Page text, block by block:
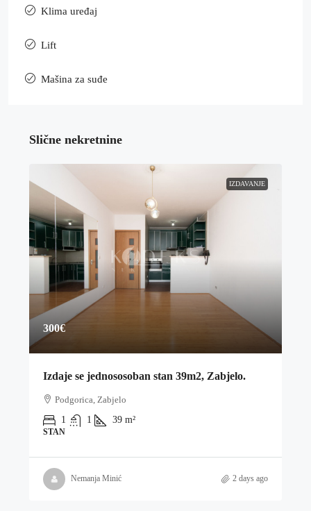
Klima uređaj
Lift
Mašina za suđe
Slične nekretnine
IZDAVANJE
300€
Izdaje se jednososoban stan 39m2, Zabjelo.
Podgorica, Zabjelo
1
1 39 m²
STAN
Nemanja Minić 2 days ago